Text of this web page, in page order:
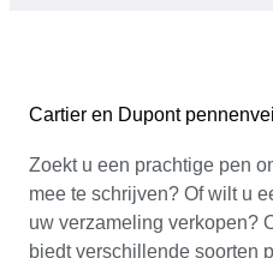
Cartier en Dupont
Zoekt u een prachtige pen
mee te schrijven? Of wilt u
uw verzameling verkopen?
biedt verschillende soorten